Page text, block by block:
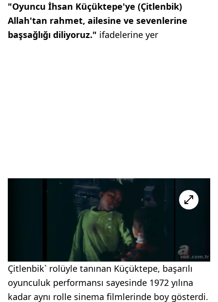
"Oyuncu İhsan Küçüktepe'ye (Çitlenbik)
Allah'tan rahmet, ailesine ve sevenlerine
başsağlığı diliyoruz." ifadelerine yer
Çitlenbik` rolüyle tanınan Küçüktepe, başarılı
oyunculuk performansı sayesinde 1972 yılına
kadar aynı rolle sinema filmlerinde boy gösterdi.